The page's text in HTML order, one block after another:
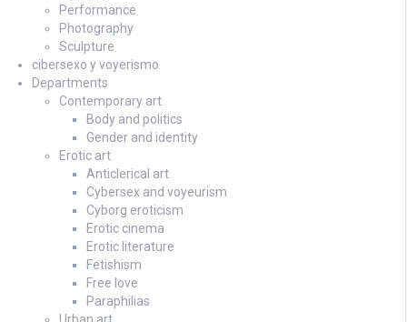
Performance
Photography
Sculpture
cibersexo y voyerismo
Departments
Contemporary art
Body and politics
Gender and identity
Erotic art
Anticlerical art
Cybersex and voyeurism
Cyborg eroticism
Erotic cinema
Erotic literature
Fetishism
Free love
Paraphilias